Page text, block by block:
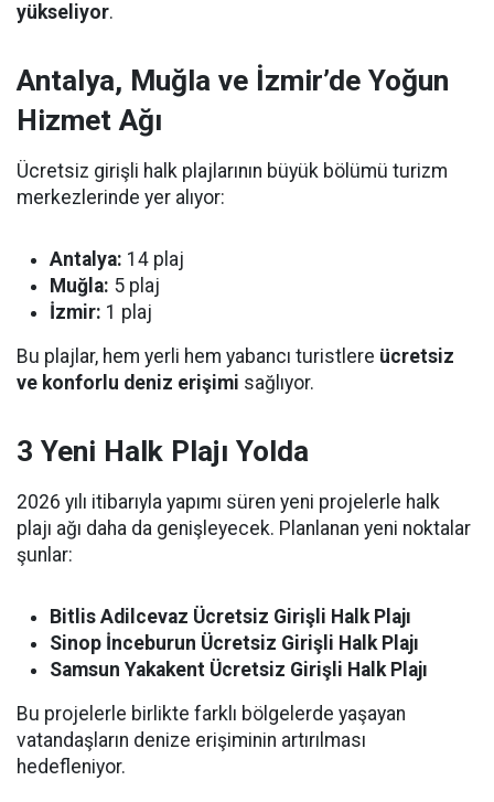
yükseliyor.
Antalya, Muğla ve İzmir’de Yoğun
Hizmet Ağı
Ücretsiz girişli halk plajlarının büyük bölümü turizm
merkezlerinde yer alıyor:
Antalya: 14 plaj
Muğla: 5 plaj
İzmir: 1 plaj
Bu plajlar, hem yerli hem yabancı turistlere ücretsiz
ve konforlu deniz erişimi sağlıyor.
3 Yeni Halk Plajı Yolda
2026 yılı itibarıyla yapımı süren yeni projelerle halk
plajı ağı daha da genişleyecek. Planlanan yeni noktalar
şunlar:
Bitlis Adilcevaz Ücretsiz Girişli Halk Plajı
Sinop İnceburun Ücretsiz Girişli Halk Plajı
Samsun Yakakent Ücretsiz Girişli Halk Plajı
Bu projelerle birlikte farklı bölgelerde yaşayan
vatandaşların denize erişiminin artırılması
hedefleniyor.